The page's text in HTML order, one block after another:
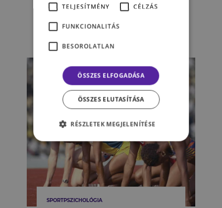
György Réka olimpikonnal
SPORTPSZICHOLÓGIA
TELJESÍTMÉNY CÉLZÁS
FUNKCIONALITÁS
BESOROLATLAN
ÖSSZES ELFOGADÁSA
ÖSSZES ELUTASÍTÁSA
RÉSZLETEK MEGJELENÍTÉSE